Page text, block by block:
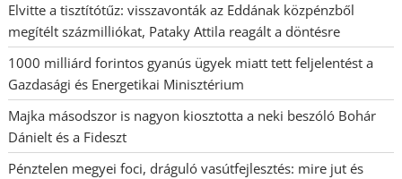
Elvitte a tisztítótűz: visszavonták az Eddának közpénzből
megítélt százmilliókat, Pataky Attila reagált a döntésre
1000 milliárd forintos gyanús ügyek miatt tett feljelentést a
Gazdasági és Energetikai Minisztérium
Majka másodszor is nagyon kiosztotta a neki beszóló Bohár
Dánielt és a Fideszt
Pénztelen megyei foci, dráguló vasútfejlesztés: mire jut és